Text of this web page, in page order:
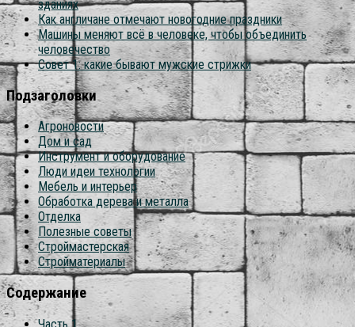
зданиях
Как англичане отмечают новогодние праздники
Машины меняют всё в человеке, чтобы объединить
человечество
Совет 1: какие бывают мужские стрижки
Подзаголовки
Агроновости
Дом и сад
Инструмент и оборудование
Люди идеи технологии
Мебель и интерьер
Обработка дерева и металла
Отделка
Полезные советы
Строймастерская
Стройматериалы
Содержание